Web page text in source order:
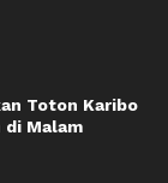
Toton Karibo
di Malam